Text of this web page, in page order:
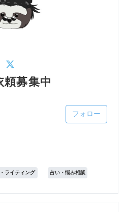
募集中
フォロー
ライティング 占い・悩み相談